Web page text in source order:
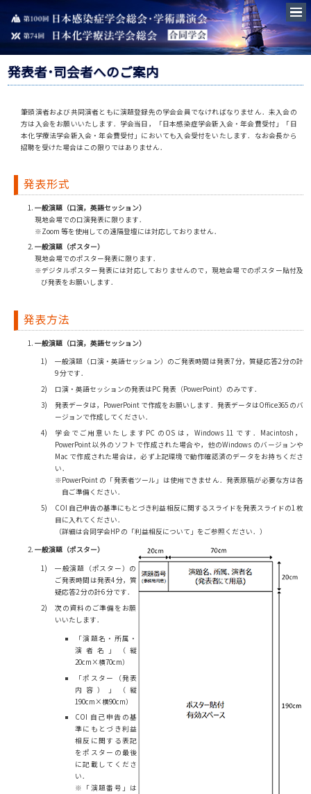
発表者･司会者へのご案内
筆頭演者および共同演者ともに演題登録先の学会会員でなければなりません．未入会の
方は入会をお願いいたします．学会当日，「日本感染症学会新入会・年会費受付」「日
本化学療法学会新入会・年会費受付」においても入会受付をいたします．なお会長から
招聘を受けた場合はこの限りではありません．
発表形式
一般演題（口演，英語セッション）
現地会場での口演発表に限ります．
※Zoom 等を使用しての遠隔登壇には対応しておりません．
一般演題（ポスター）
現地会場でのポスター発表に限ります．
※デジタルポスター発表には対応しておりませんので，現地会場でのポスター貼付及
び発表をお願いします．
発表方法
一般演題（口演，英語セッション）
一般演題（口演・英語セッション）のご発表時間は発表7 分，質疑応答2 分の計
9 分です．
口演・英語セッションの発表はPC 発表（PowerPoint）のみです．
発表データは，PowerPoint で作成をお願いします．発表データはOffice365 のバ
ージョンで作成してください．
学会でご用意いたしますPC のOS は，Windows 11 です．Macintosh，
PowerPoint 以外のソフトで作成された場合や，他のWindows のバージョンや
Mac で作成された場合は，必ず上記環境で動作確認済のデータをお持ちくださ
い．
※PowerPoint の「発表者ツール」は使用できません．発表原稿が必要な方は各
自ご準備ください．
COI 自己申告の基準にもとづき利益相反に関するスライドを発表スライドの1 枚
目に入れてください．
（詳細は合同学会HP の「利益相反について」をご参照ください．）
一般演題（ポスター）
一般演題（ポスター）の
ご発表時間は発表4 分，質
疑応答2 分の計6 分です．
次の資料のご準備をお願
いいたします．
「演題名・所属・
演者名」（縦
20cm×横70cm）
「ポスター（発表
内容）」（縦
190cm×横90cm）
COI 自己申告の基
準にもとづき利益
相反に関する表記
をポスターの最後
に記載してくださ
い．
※「演題番号」は